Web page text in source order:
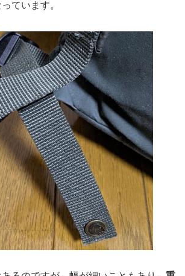
ています。